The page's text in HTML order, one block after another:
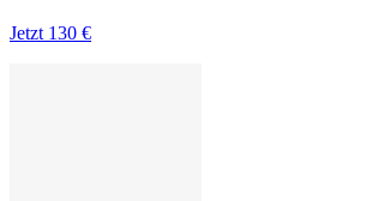
Jetzt 130 €